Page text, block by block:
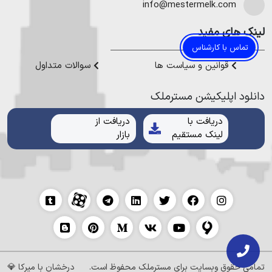
مناطق مختلف، افراد با بودجه‌ها و سلایق متفاوت می‌توانند
نسبت به خرید ویلا در نوشهر اقدام کنند. جهت مراجعه به
مشاور املاک در نوشهر و پیدا کردن ملکی متناسب با
بودجه‌تان، می‌توانید از کارشناسان «مستر ملک» کمک
بگیرید.
تماس با کارشناس
هموطنان عزیز خدمت کنیم.
info@mestermelk.com
لینک های مفید
قوانین و سیاست ها سوالات متداول
دانلود اپلیکیشن مستر‌ملک
دریافت با
لینک مستقیم
دریافت از
بازار
تمامی حقوق وبسایت برای مسترملک محفوظ است. درخشان با میرکا 💎